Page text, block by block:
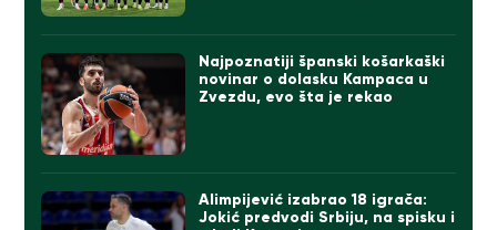
Najpoznatiji španski košarkaški
novinar o dolasku Kampaca u
Zvezdu, evo šta je rekao
Alimpijević izabrao 18 igrača:
Jokić predvodi Srbiju, na spisku i